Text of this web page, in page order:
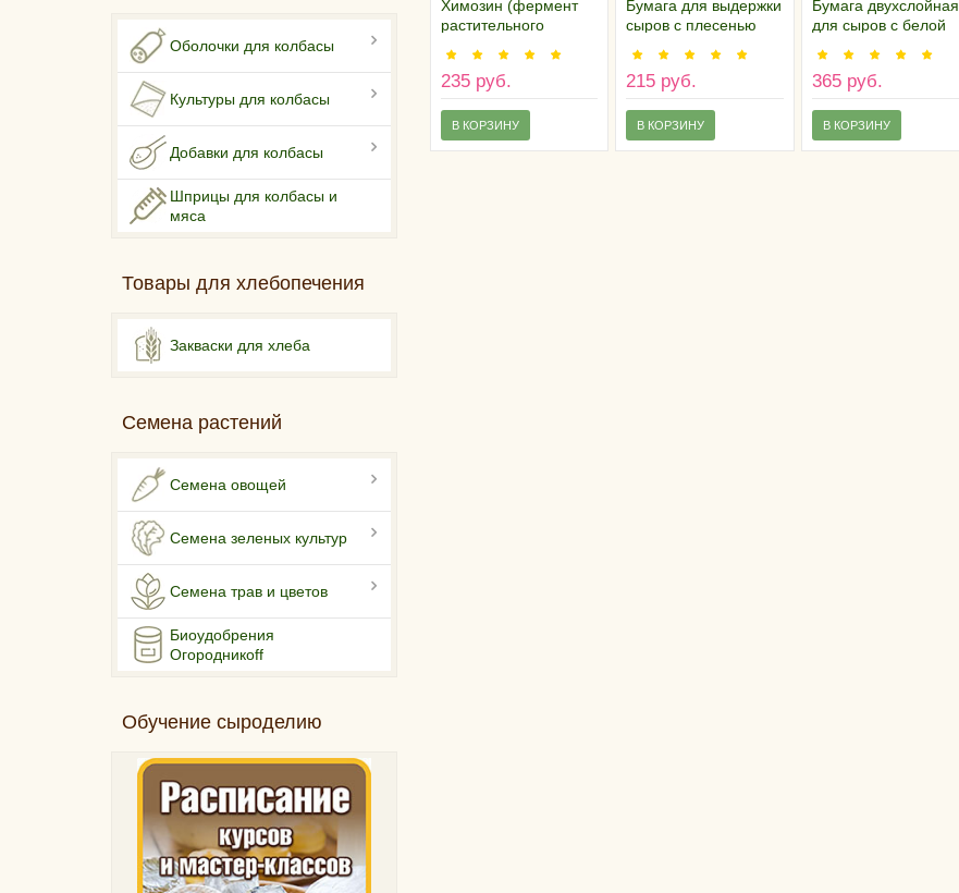
Оболочки для колбасы
Культуры для колбасы
Добавки для колбасы
Шприцы для колбасы и
мяса
Товары для хлебопечения
Закваски для хлеба
Семена растений
Семена овощей
Семена зеленых культур
Семена трав и цветов
Биоудобрения
Огородникоff
Обучение сыроделию
Химозин (фермент
растительного
235 руб.
В КОРЗИНУ
Бумага для выдержки
сыров с плесенью
215 руб.
В КОРЗИНУ
Бумага двухслойная
для сыров с белой
(пачка 10 листов),
Франция
365 руб.
В КОРЗИНУ